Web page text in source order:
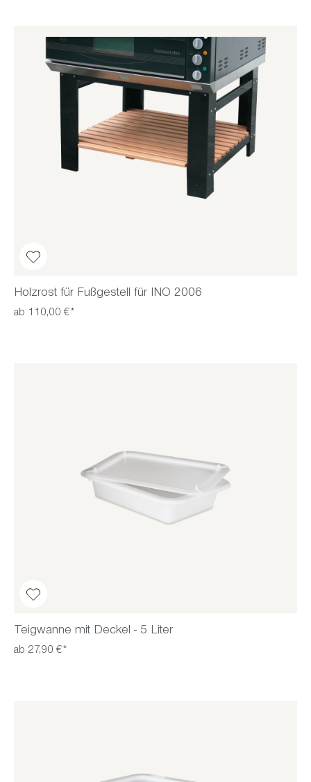
Holzrost für Fußgestell für INO 2006
ab 110,00 €*
Teigwanne mit Deckel - 5 Liter
ab 27,90 €*